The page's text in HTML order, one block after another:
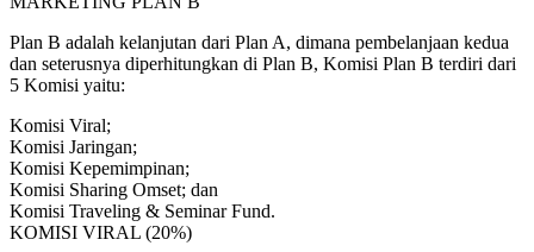
Plan B adalah kelanjutan dari Plan A, dimana pembelanjaan kedua
dan seterusnya diperhitungkan di Plan B, Komisi Plan B terdiri dari
5 Komisi yaitu:
Komisi Viral;
Komisi Jaringan;
Komisi Kepemimpinan;
Komisi Sharing Omset; dan
Komisi Traveling & Seminar Fund.
KOMISI VIRAL (20%)